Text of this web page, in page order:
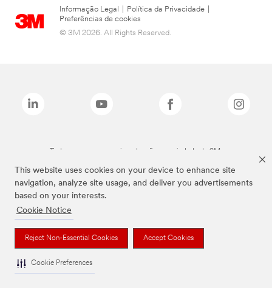
This website uses cookies on your device to enhance site
navigation, analyze site usage, and deliver you advertisements
based on your interests.
Cookie Notice
Reject Non-Essential Cookies Accept Cookies
Cookie Preferences
Informação Legal Política da Privacidade
Preferências de cookies
© 3M 2026. All Rights Reserved.
Todas as marcas mencionadas são propriedade da 3M.